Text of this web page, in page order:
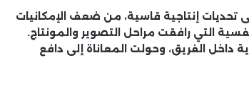
تحديات إنتاجية قاسية، من ضعف الإمكانيات
التي رافقت مراحل التصوير والمونتاج.
الفريق، وحولت المعاناة إلى دافع